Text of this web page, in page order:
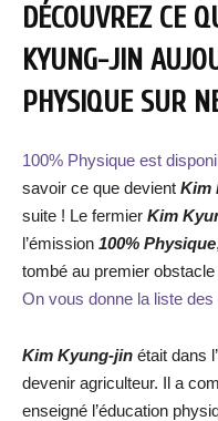
DÉCOUVREZ CE
KYUNG-JIN
PHYSIQUE SUR
100% Physique est
savoir ce que devient Kim
suite ! Le fermier Kim
l’émission 100% Physique
tombé au premier obstacle
On vous donne la liste
Kim Kyung-jin était dans
devenir agriculteur. Il a
enseigné l’éducation